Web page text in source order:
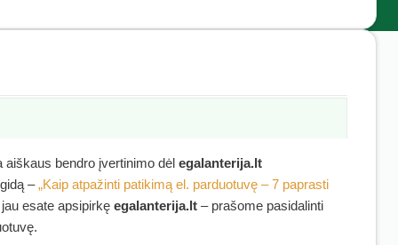
aiškaus bendro įvertinimo dėl egalanterija.lt
–„Kaip atpažinti patikimą el. parduotuvę – 7 paprasti
esate apsipirkę egalanterija.lt – prašome pasidalinti